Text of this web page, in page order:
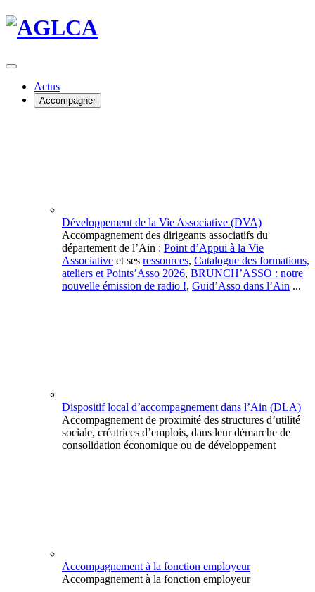
Actus
Accompagner
Développement de la Vie Associative (DVA)
Accompagnement des dirigeants associatifs du
département de l’Ain : Point d’Appui à la Vie
Associative et ses ressources, Catalogue des formations,
ateliers et Points’Asso 2026, BRUNCH’ASSO : notre
nouvelle émission de radio !, Guid’Asso dans l’Ain ...
Dispositif local d’accompagnement dans l’Ain (DLA)
Accompagnement de proximité des structures d’utilité
sociale, créatrices d’emplois, dans leur démarche de
consolidation économique ou de développement
Accompagnement à la fonction employeur
Accompagnement à la fonction employeur